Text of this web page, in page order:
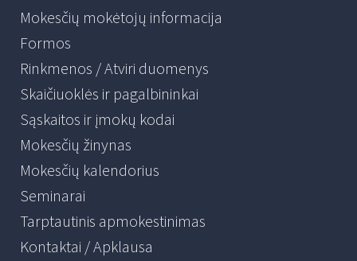
Mokesčių mokėtojų informacija
Formos
Rinkmenos / Atviri duomenys
Skaičiuoklės ir pagalbininkai
Sąskaitos ir įmokų kodai
Mokesčių žinynas
Mokesčių kalendorius
Seminarai
Tarptautinis apmokestinimas
Kontaktai / Apklausa